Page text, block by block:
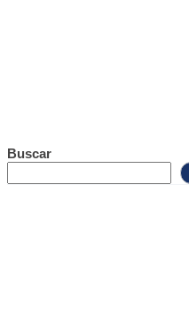
Buscar